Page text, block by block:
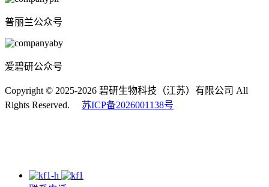
普丽兰公众号
爱碧研公众号
Copyright © 2025-2026 碧研生物科技（江苏）有限公司 All
Rights Reserved. 苏ICP备2026001138号